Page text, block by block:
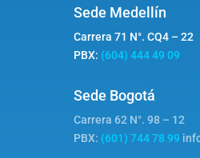
Sede Medellín
Carrera 71 N°. CQ4 – 22
PBX: (604) 444 49 09
Sede Bogotá
Carrera 62 N°. 98 – 12
PBX: (601) 744 78 99